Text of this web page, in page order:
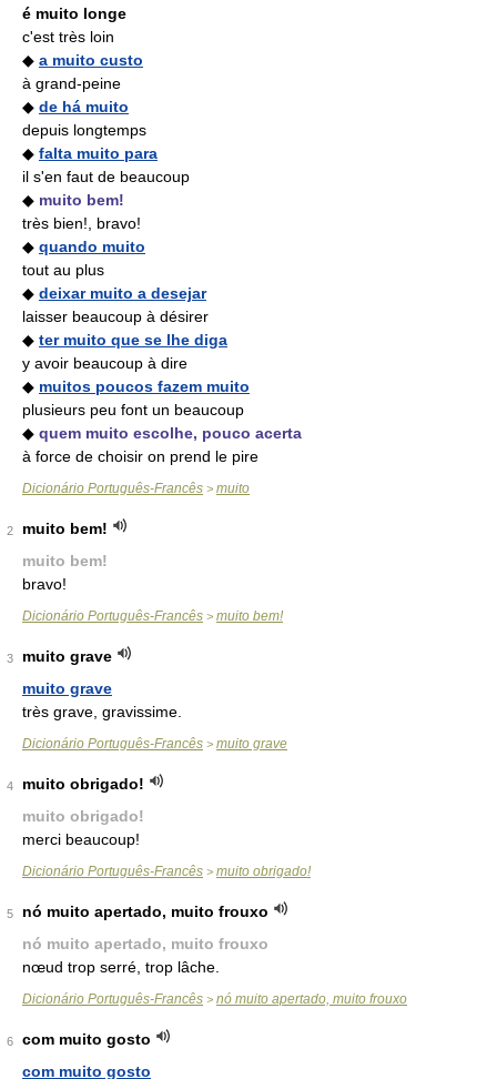
é muito longe
c'est très loin
◆ a muito custo
à grand-peine
◆ de há muito
depuis longtemps
◆ falta muito para
il s'en faut de beaucoup
◆ muito bem!
très bien!, bravo!
◆ quando muito
tout au plus
◆ deixar muito a desejar
laisser beaucoup à désirer
◆ ter muito que se lhe diga
y avoir beaucoup à dire
◆ muitos poucos fazem muito
plusieurs peu font un beaucoup
◆ quem muito escolhe, pouco acerta
à force de choisir on prend le pire
Dicionário Português-Francês > muito
2
muito bem!
muito bem!
bravo!
Dicionário Português-Francês > muito bem!
3
muito grave
muito grave
très grave, gravissime.
Dicionário Português-Francês > muito grave
4
muito obrigado!
muito obrigado!
merci beaucoup!
Dicionário Português-Francês > muito obrigado!
5
nó muito apertado, muito frouxo
nó muito apertado, muito frouxo
nœud trop serré, trop lâche.
Dicionário Português-Francês > nó muito apertado, muito frouxo
6
com muito gosto
com muito gosto